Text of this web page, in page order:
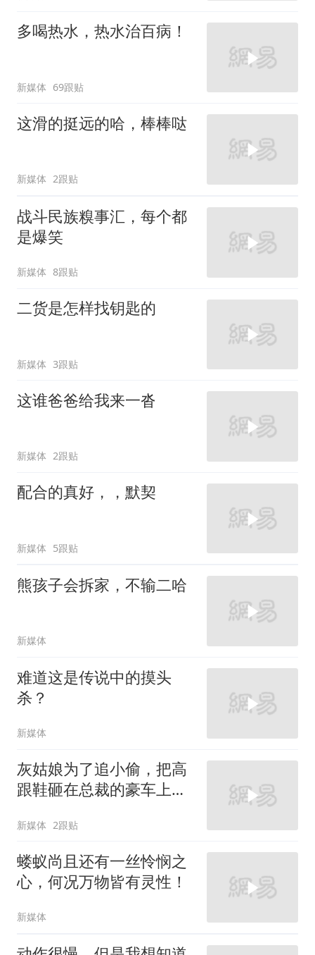
多喝热水，热水治百病！
新媒体 69跟贴
这滑的挺远的哈，棒棒哒
新媒体 2跟贴
战斗民族糗事汇，每个都
是爆笑
新媒体 8跟贴
二货是怎样找钥匙的
新媒体 3跟贴
这谁爸爸给我来一沓
新媒体 2跟贴
配合的真好，，默契
新媒体 5跟贴
熊孩子会拆家，不输二哈
新媒体
难道这是传说中的摸头
杀？
新媒体
灰姑娘为了追小偷，把高
跟鞋砸在总裁的豪车上，
新媒体 2跟贴
蝼蚁尚且还有一丝怜悯之
心，何况万物皆有灵性！
新媒体